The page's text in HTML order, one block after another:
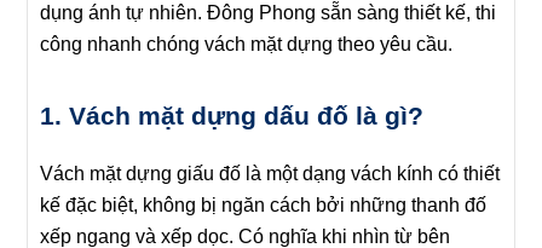
dụng ánh tự nhiên. Đông Phong sẵn sàng thiết kế, thi
công nhanh chóng vách mặt dựng theo yêu cầu.
1. Vách mặt dựng dấu đố là gì?
Vách mặt dựng giấu đố là một dạng vách kính có thiết
kế đặc biệt, không bị ngăn cách bởi những thanh đố
xếp ngang và xếp dọc. Có nghĩa khi nhìn từ bên